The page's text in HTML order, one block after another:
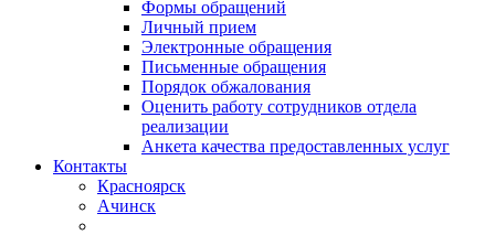
Формы обращений
Личный прием
Электронные обращения
Письменные обращения
Порядок обжалования
Оценить работу сотрудников отдела
реализации
Анкета качества предоставленных услуг
Контакты
Красноярск
Ачинск